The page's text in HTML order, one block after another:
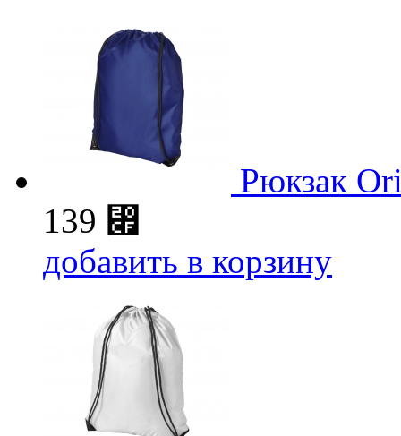
Рюкзак
139 ⃏
добавить в корзину